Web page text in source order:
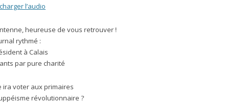
l’audio
heureuse de vous retrouver !
rythmé :
à Calais
par pure charité
ira voter aux primaires
révolutionnaire ?